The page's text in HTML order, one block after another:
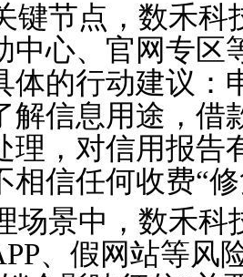
键节点，数禾科
中心、官网专区
体的行动建议：
解信息用途，借
理，对信用报告
相信任何收费“
场景中，数禾科
、假网站等风